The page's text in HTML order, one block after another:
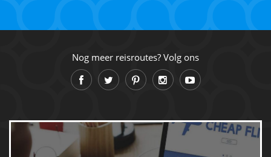
Nog meer reisroutes? Volg ons